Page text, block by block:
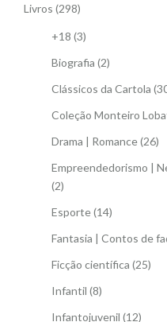
Livros (298)
+18 (3)
Biografia (2)
Clássicos da Cartola
Coleção Monteiro
Drama | Romance(26)
Empreendedorismo |
(2)
Esporte(14)
Fantasia | Contos de
Ficção científica (25)
Infantil (8)
Infantojuvenil (12)